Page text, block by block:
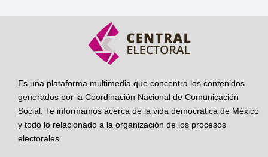
Es una plataforma multimedia que concentra los contenidos
generados por la Coordinación Nacional de Comunicación
Social. Te informamos acerca de la vida democrática de México
y todo lo relacionado a la organización de los procesos
electorales